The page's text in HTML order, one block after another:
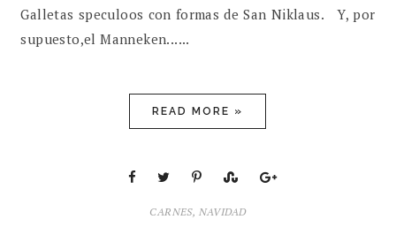
Galletas speculoos con formas de San Niklaus. Y, por
supuesto,el Manneken......
READ MORE »
CARNES, NAVIDAD